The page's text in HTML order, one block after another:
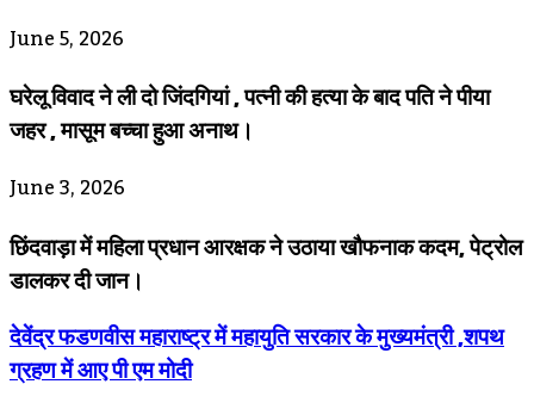
June 5, 2026
घरेलू विवाद ने ली दो जिंदगियां , पत्नी की हत्या के बाद पति ने पीया
जहर , मासूम बच्चा हुआ अनाथ।
June 3, 2026
छिंदवाड़ा में महिला प्रधान आरक्षक ने उठाया खौफनाक कदम, पेट्रोल
डालकर दी जान।
देवेंद्र फडणवीस महाराष्ट्र में महायुति सरकार के मुख्यमंत्री ,शपथ
ग्रहण में आए पी एम मोदी